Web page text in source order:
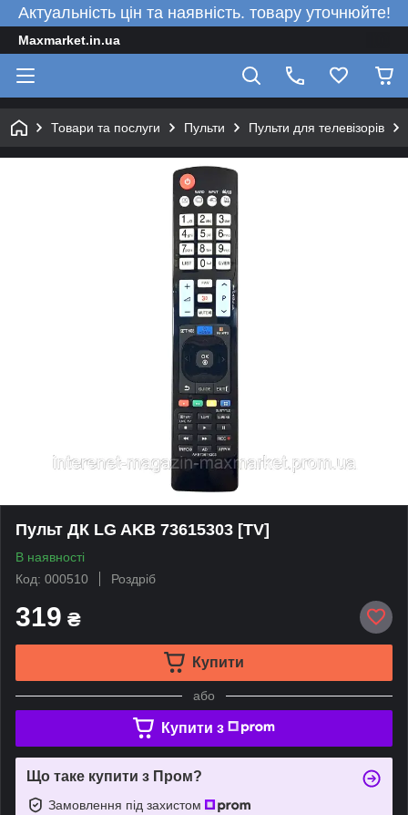
Актуальність цін та наявність. товару уточнюйте!
Maxmarket.in.ua
Товари та послуги Пульти Пульти для телевізорів
Пульт ДК LG AKB 73615303 [TV]
В наявності
Код: 000510
Роздріб
319 ₴
Купити
або
Купити з
Що таке купити з Пром?
Замовлення під захистом